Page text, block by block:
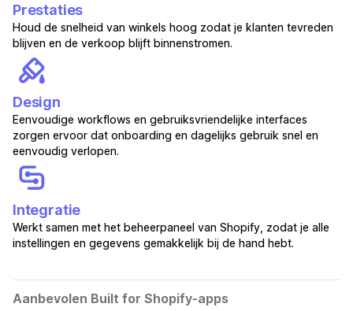
Prestaties
Houd de snelheid van winkels hoog zodat je klanten tevreden
blijven en de verkoop blijft binnenstromen.
Design
Eenvoudige workflows en gebruiksvriendelijke interfaces
zorgen ervoor dat onboarding en dagelijks gebruik snel en
eenvoudig verlopen.
Integratie
Werkt samen met het beheerpaneel van Shopify, zodat je alle
instellingen en gegevens gemakkelijk bij de hand hebt.
Aanbevolen Built for Shopify-apps